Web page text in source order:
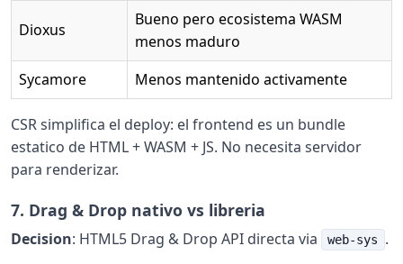
Dioxus
Bueno pero ecosistema WASM
menos maduro
Sycamore
Menos mantenido activamente
CSR simplifica el deploy: el frontend es un bundle
estatico de HTML + WASM + JS. No necesita servidor
para renderizar.
7. Drag & Drop nativo vs libreria
Decision: HTML5 Drag & Drop API directa via web-sys
.